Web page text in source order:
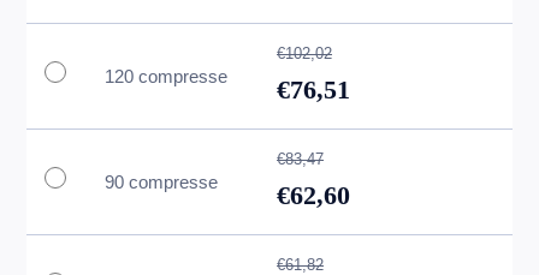
120 compresse
€102,02
€76,51
90 compresse
€83,47
€62,60
€61,82